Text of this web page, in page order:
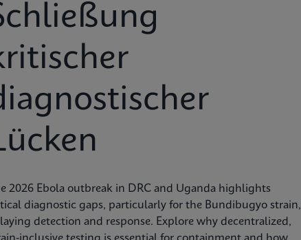
2026 Ebola outbreak in DRC and Uganda highlights
diagnostic gaps, particularly for the Bundibugyo strain,
detection and response. Explore why decentralized,